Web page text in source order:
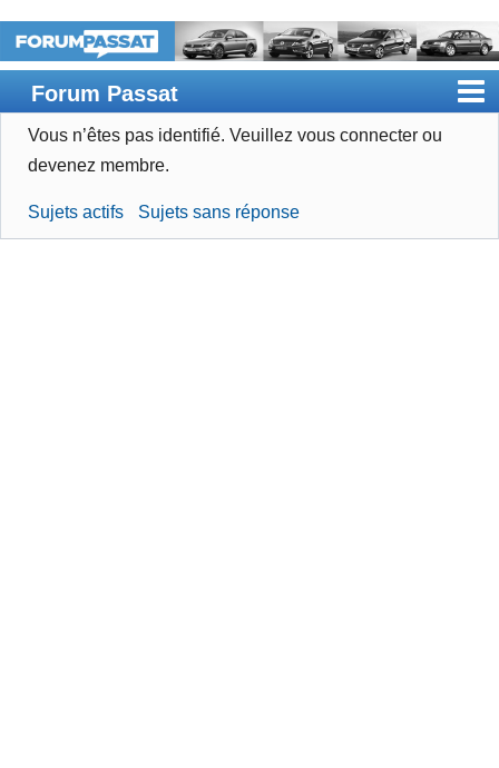
Forum Passat
Accueil
Devenir membre
Vous n’êtes pas identifié. Veuillez vous connecter ou
devenez membre.
Sujets actifs Sujets sans réponse